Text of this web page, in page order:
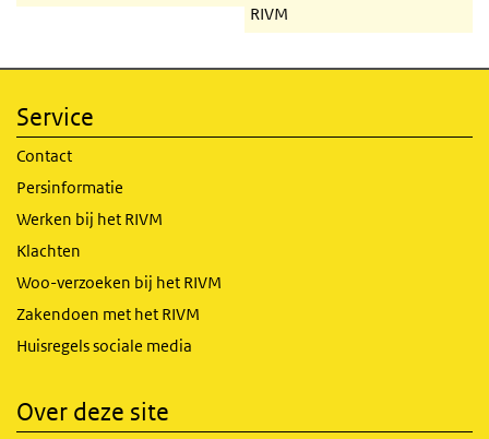
RIVM
Service
Contact
Persinformatie
Werken bij het RIVM
Klachten
Woo-verzoeken bij het RIVM
Zakendoen met het RIVM
Huisregels sociale media
Over deze site